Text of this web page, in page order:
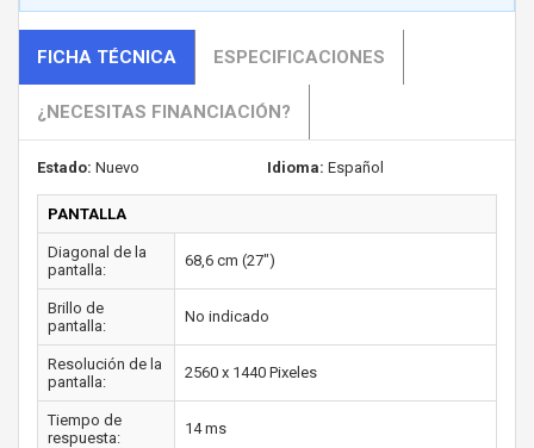
FICHA TÉCNICA ESPECIFICACIONES
¿NECESITAS FINANCIACIÓN?
Estado: Nuevo Idioma: Español
PANTALLA
Diagonal de la
pantalla:
68,6 cm (27")
Brillo de
pantalla:
No indicado
Resolución de la
pantalla:
2560 x 1440 Pixeles
Tiempo de
respuesta:
14 ms